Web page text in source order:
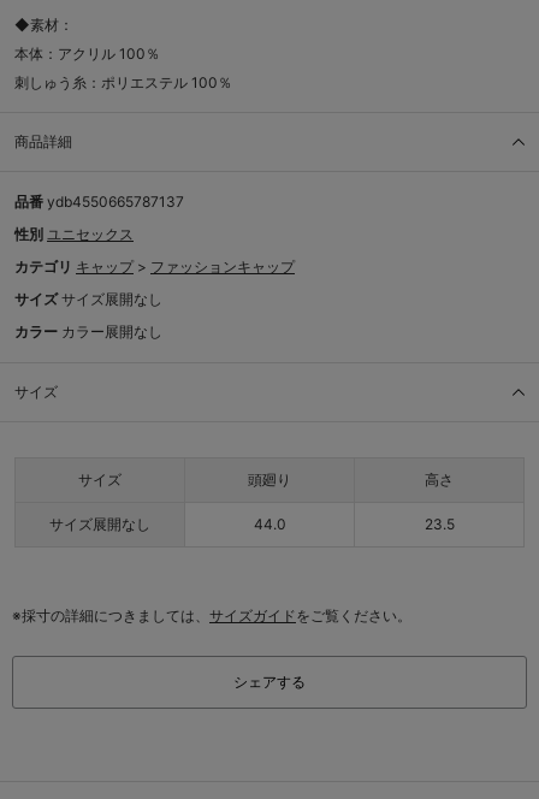
◆素材：
本体：アクリル 100％
刺しゅう糸：ポリエステル 100％
商品詳細
品番 ydb4550665787137
性別 ユニセックス
カテゴリ キャップ > ファッションキャップ
サイズ サイズ展開なし
カラー カラー展開なし
サイズ
サイズ 頭廻り 高さ
サイズ展開なし 44.0 23.5
※採寸の詳細につきましては、 サイズガイドをご覧ください。
シェアする